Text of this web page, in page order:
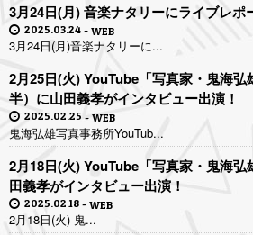
3月24日(月) 音楽ナタリーにライブレポ
2025.03.24 WEB
3月24日(月)音楽ナタリーに...
2月25日(火) YouTube「写真家・鬼海弘
半）に山田義孝がインタビュー出演！
2025.02.25 WEB
鬼海弘雄写真事務所YouTub...
2月18日(火) YouTube「写真家・鬼海弘
田義孝がインタビュー出演！
2025.02.18 WEB
2月18日(火) 鬼...